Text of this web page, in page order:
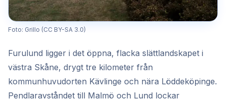
Foto: Grillo (CC BY-SA 3.0)
Furulund ligger i det öppna, flacka slättlandskapet i
västra Skåne, drygt tre kilometer från
kommunhuvudorten Kävlinge och nära Löddeköpinge.
Pendlaravståndet till Malmö och Lund lockar